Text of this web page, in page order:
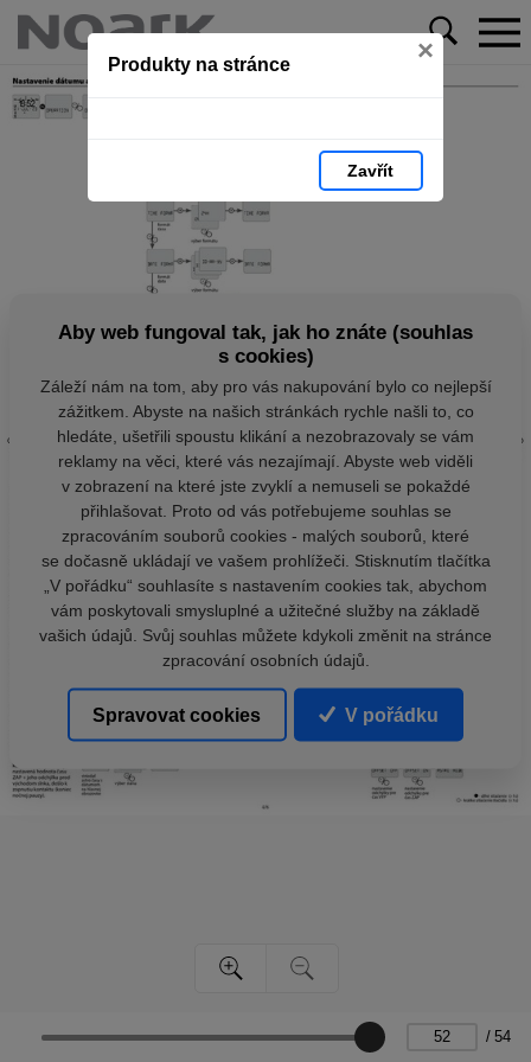
Produkty na stránce ×
Zavřít
/ 54
Aby web fungoval tak, jak ho znáte (souhlas
s cookies)
Záleží nám na tom, aby pro vás nakupování bylo co nejlepší
zážitkem. Abyste na našich stránkách rychle našli to, co
hledáte, ušetřili spoustu klikání a nezobrazovaly se vám
reklamy na věci, které vás nezajímají. Abyste web viděli
v zobrazení na které jste zvyklí a nemuseli se pokaždé
přihlašovat. Proto od vás potřebujeme souhlas se
zpracováním souborů cookies - malých souborů, které
se dočasně ukládají ve vašem prohlížeči. Stisknutím tlačítka
„V pořádku“ souhlasíte s nastavením cookies tak, abychom
vám poskytovali smysluplné a užitečné služby na základě
vašich údajů. Svůj souhlas můžete kdykoli změnit na stránce
zpracování osobních údajů.
Spravovat cookies V pořádku